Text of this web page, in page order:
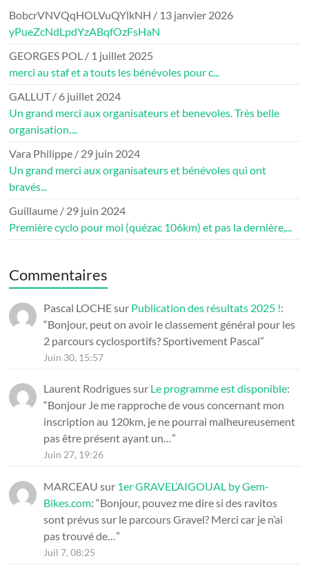
BobcrVNVQqHOLVuQYlkNH / 13 janvier 2026
yPueZcNdLpdYzABqfOzFsHaN
GEORGES POL / 1 juillet 2025
merci au staf et a touts les bénévoles pour c...
GALLUT/ 6 juillet 2024
Un grand merci aux organisateurs et benevoles. Très belle
organisation....
Vara Philippe / 29 juin 2024
Un grand merci aux organisateurs et bénévoles qui ont
bravés...
Guillaume / 29 juin 2024
Première cyclo pour moi (quézac 106km) et pas la dernière,...
Commentaires
Pascal LOCHEsur Publication des résultats 2025 !:
“Bonjour, peut on avoir le classement général pour les
2 parcours cyclosportifs? Sportivement Pascal”
Juin 30, 15:57
Laurent Rodriguessur Le programme est disponible:
“Bonjour Je me rapproche de vous concernant mon
inscription au 120km, je ne pourrai malheureusement
pas être présent ayant un…”
Juin 27, 19:26
MARCEAU sur 1er GRAVEL’AIGOUAL by Gem-
Bikes.com: “Bonjour, pouvez me dire si des ravitos
sont prévus sur le parcours Gravel? Merci car je n’ai
pas trouvé de… ”
Juil 7, 08:25